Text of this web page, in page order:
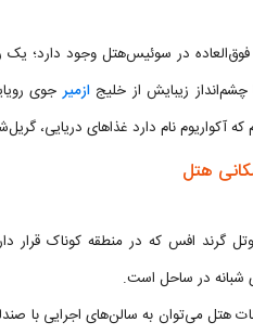
در سوئیس‌هتل وجود دارد؛
زیبایش از خلیجازمیر جوی
که آکواریوم نام دارد غذاهای دریایی،
هتل
گرند افس که در منطقه کوناک قرار
شبانه در ساحل است.
هتل می‌توان به سالن‌های اجرایی با